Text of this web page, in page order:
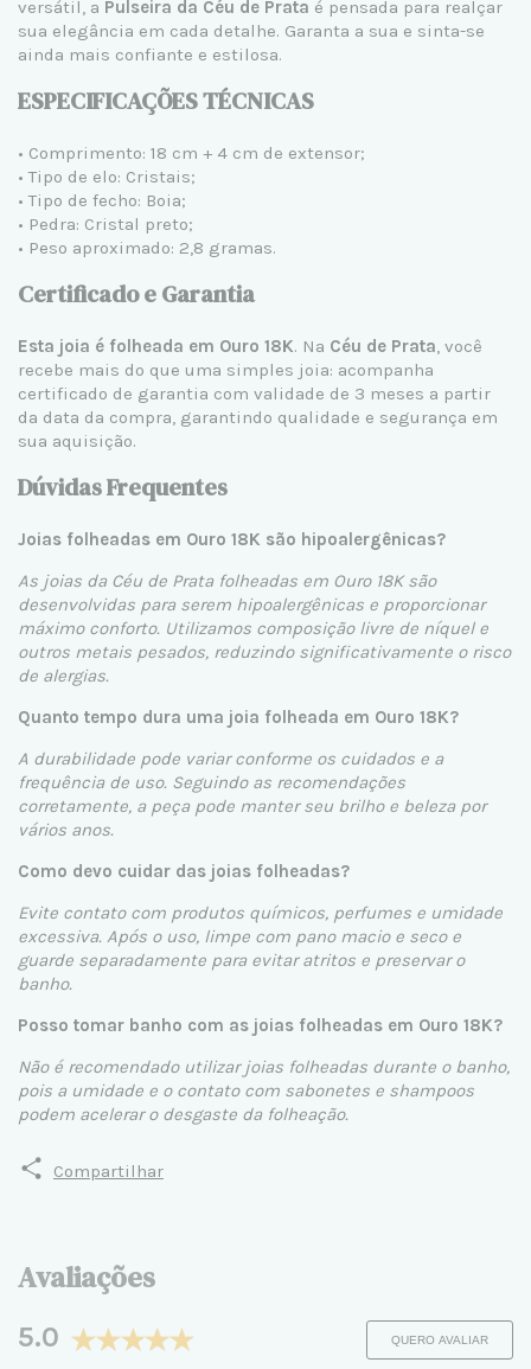
versátil, a Pulseira da Céu de Prata é pensada para realçar
sua elegância em cada detalhe. Garanta a sua e sinta-se
ainda mais confiante e estilosa.
ESPECIFICAÇÕES TÉCNICAS
• Comprimento: 18 cm + 4 cm de extensor;
• Tipo de elo: Cristais;
• Tipo de fecho: Boia;
• Pedra: Cristal preto;
• Peso aproximado: 2,8 gramas.
Certificado e Garantia
Esta joia é folheada em Ouro 18K. Na Céu de Prata, você
recebe mais do que uma simples joia: acompanha
certificado de garantia com validade de 3 meses a partir
da data da compra, garantindo qualidade e segurança em
sua aquisição.
Dúvidas Frequentes
Joias folheadas em Ouro 18K são hipoalergênicas?
As joias da Céu de Prata folheadas em Ouro 18K são
desenvolvidas para serem hipoalergênicas e proporcionar
máximo conforto. Utilizamos composição livre de níquel e
outros metais pesados, reduzindo significativamente o risco
de alergias.
Quanto tempo dura uma joia folheada em Ouro 18K?
A durabilidade pode variar conforme os cuidados e a
frequência de uso. Seguindo as recomendações
corretamente, a peça pode manter seu brilho e beleza por
vários anos.
Como devo cuidar das joias folheadas?
Evite contato com produtos químicos, perfumes e umidade
excessiva. Após o uso, limpe com pano macio e seco e
guarde separadamente para evitar atritos e preservar o
banho.
Posso tomar banho com as joias folheadas em Ouro 18K?
Não é recomendado utilizar joias folheadas durante o banho,
pois a umidade e o contato com sabonetes e shampoos
podem acelerar o desgaste da folheação.
Compartilhar
Avaliações
5.0 QUERO AVALIAR